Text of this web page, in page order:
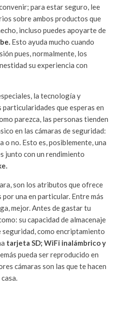
para estar seguro, lee
sobre ambos productos que
incluso puedes apoyarte de
Esto ayuda mucho cuando
pues, normalmente, los
su experiencia con
la tecnología y
que esperas en
parezca, las personas tienden
en las cámaras de seguridad:
o no. Esto es, posiblemente, una
junto con un rendimiento
son los atributos que ofrece
una en particular. Entre más
mejor. Antes de gastar tu
su capacidad de almacenaje
como encriptamiento
tarjeta SD; WiFi inalámbrico y
pueda ser reproducido en
cámaras son las que te hacen